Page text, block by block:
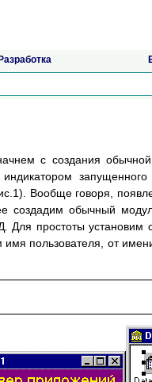
Разработка
с создания
Вообще говоря,
создадим обычный
простоты установим
имя пользователя, от